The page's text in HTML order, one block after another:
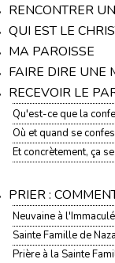
RENCONTRER
QUI EST LE
MA PAROISSE
FAIRE DIRE UNE
RECEVOIR LE
Qu'est-ce que la
Où et quand se
Et concrètement, ça
PRIER :
Neuvaine à
Sainte Famille de
Prière à la Sainte